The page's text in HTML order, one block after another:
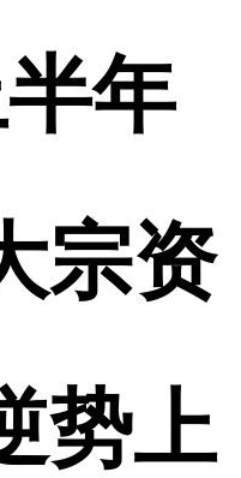
年
宗资
势上